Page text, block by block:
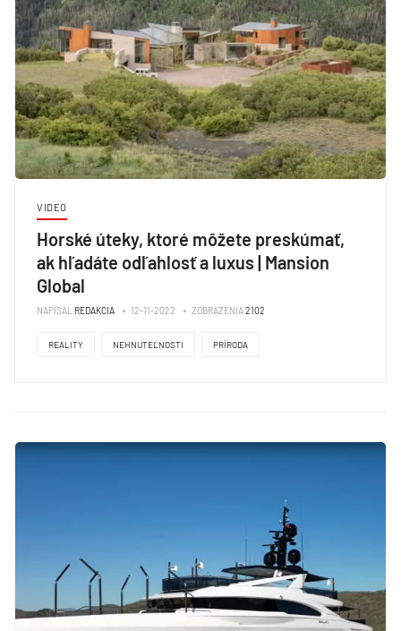
VIDEO
Horské úteky, ktoré môžete preskúmať,
ak hľadáte odľahlosť a luxus | Mansion
Global
NAPÍSAL REDAKCIA 12-11-2022 ZOBRAZENIA2102
REALITY NEHNUTEĽNOSTI PRÍRODA